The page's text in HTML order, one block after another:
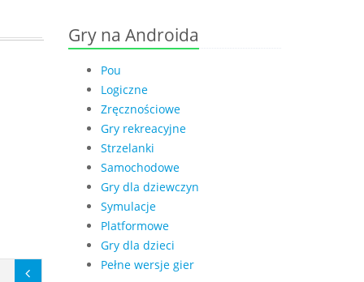
Gry na Androida
Pou
Logiczne
Zręcznościowe
Gry rekreacyjne
Strzelanki
Samochodowe
Gry dla dziewczyn
Symulacje
Platformowe
Gry dla dzieci
Pełne wersje gier